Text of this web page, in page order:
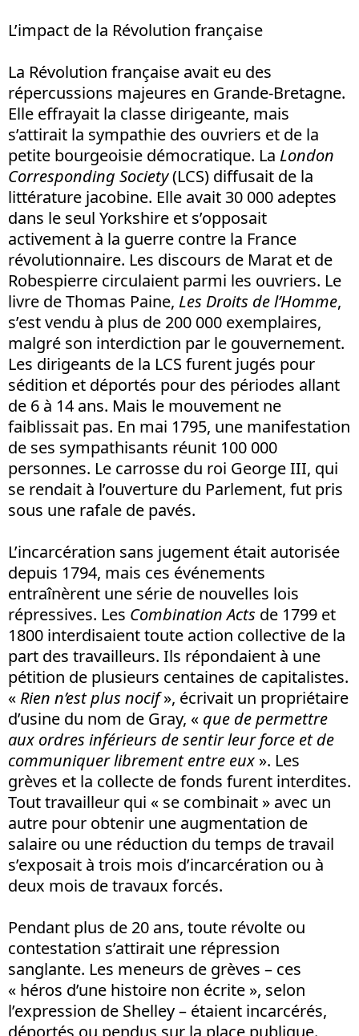
L’impact de la Révolution française
La Révolution française avait eu des
répercussions majeures en Grande-Bretagne.
Elle effrayait la classe dirigeante, mais
s’attirait la sympathie des ouvriers et de la
petite bourgeoisie démocratique. La London
Corresponding Society(LCS) diffusait de la
littérature jacobine. Elle avait 30 000 adeptes
dans le seul Yorkshire et s’opposait
activement à la guerre contre la France
révolutionnaire. Les discours de Marat et de
Robespierre circulaient parmi les ouvriers. Le
livre de Thomas Paine, Les Droits de l’Homme,
s’est vendu à plus de 200 000 exemplaires,
malgré son interdiction par le gouvernement.
Les dirigeants de la LCS furent jugés pour
sédition et déportés pour des périodes allant
de 6 à 14 ans. Mais le mouvement ne
faiblissait pas. En mai 1795, une manifestation
de ses sympathisants réunit 100 000
personnes. Le carrosse du roi George III, qui
se rendait à l’ouverture du Parlement, fut pris
sous une rafale de pavés.
L’incarcération sans jugement était autorisée
depuis 1794, mais ces événements
entraînèrent une série de nouvelles lois
répressives. Les Combination Acts de 1799 et
1800 interdisaient toute action collective de la
part des travailleurs. Ils répondaient à une
pétition de plusieurs centaines de capitalistes.
« Rien n’est plus nocif», écrivait un propriétaire
d’usine du nom de Gray, « que de permettre
aux ordres inférieurs de sentir leur force et de
communiquer librement entre eux ». Les
grèves et la collecte de fonds furent interdites.
Tout travailleur qui « se combinait » avec un
autre pour obtenir une augmentation de
salaire ou une réduction du temps de travail
s’exposait à trois mois d’incarcération ou à
deux mois de travaux forcés.
Pendant plus de 20 ans, toute révolte ou
contestation s’attirait une répression
sanglante. Les meneurs de grèves – ces
« héros d’une histoire non écrite », selon
l’expression de Shelley – étaient incarcérés,
déportés ou pendus sur la place publique.